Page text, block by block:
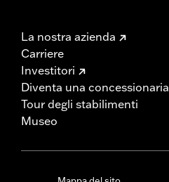
La nostra azienda
Carriere
Investitori
Diventa una concessionaria
Tour degli stabilimenti
Museo